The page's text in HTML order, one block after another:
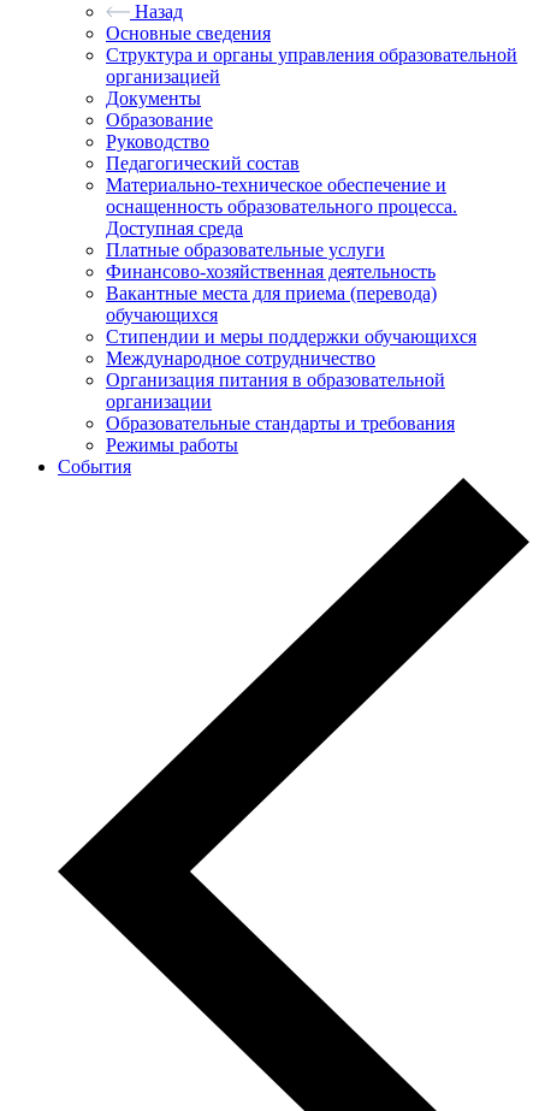
Назад
Основные сведения
Структура и органы управления образовательной
организацией
Документы
Образование
Руководство
Педагогический состав
Материально-техническое обеспечение и
оснащенность образовательного процесса.
Доступная среда
Платные образовательные услуги
Финансово-хозяйственная деятельность
Вакантные места для приема (перевода)
обучающихся
Стипендии и меры поддержки обучающихся
Международное сотрудничество
Организация питания в образовательной
организации
Образовательные стандарты и требования
Режимы работы
События